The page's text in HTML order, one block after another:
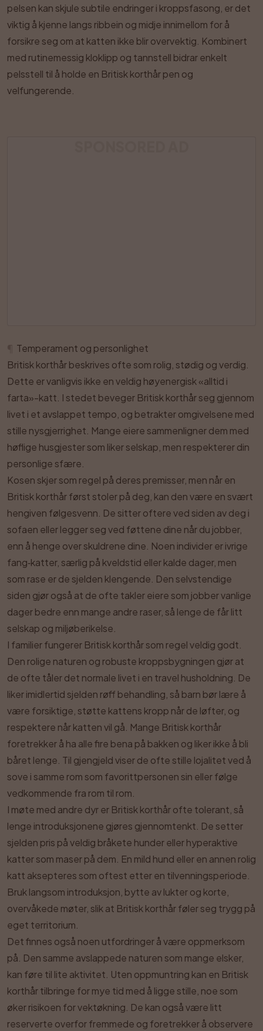
pelsen kan skjule subtile endringer i kroppsfasong, er det
viktig å kjenne langs ribbein og midje innimellom for å
forsikre seg om at katten ikke blir overvektig. Kombinert
med rutinemessig kloklipp og tannstell bidrar enkelt
pelsstell til å holde en Britisk korthår pen og
velfungerende.
Temperament og personlighet
Britisk korthår beskrives ofte som rolig, stødig og verdig.
Dette er vanligvis ikke en veldig høyenergisk «alltid i
farta»-katt. I stedet beveger Britisk korthår seg gjennom
livet i et avslappet tempo, og betrakter omgivelsene med
stille nysgjerrighet. Mange eiere sammenligner dem med
høflige husgjester som liker selskap, men respekterer din
personlige sfære.
Kosen skjer som regel på deres premisser, men når en
Britisk korthår først stoler på deg, kan den være en svært
hengiven følgesvenn. De sitter oftere ved siden av deg i
sofaen eller legger seg ved føttene dine når du jobber,
enn å henge over skuldrene dine. Noen individer er ivrige
fang‑katter, særlig på kveldstid eller kalde dager, men
som rase er de sjelden klengende. Den selvstendige
siden gjør også at de ofte takler eiere som jobber vanlige
dager bedre enn mange andre raser, så lenge de får litt
selskap og miljøberikelse.
I familier fungerer Britisk korthår som regel veldig godt.
Den rolige naturen og robuste kroppsbygningen gjør at
de ofte tåler det normale livet i en travel husholdning. De
liker imidlertid sjelden røff behandling, så barn bør lære å
være forsiktige, støtte kattens kropp når de løfter, og
respektere når katten vil gå. Mange Britisk korthår
foretrekker å ha alle fire bena på bakken og liker ikke å bli
båret lenge. Til gjengjeld viser de ofte stille lojalitet ved å
sove i samme rom som favorittpersonen sin eller følge
vedkommende fra rom til rom.
I møte med andre dyr er Britisk korthår ofte tolerant, så
lenge introduksjonene gjøres gjennomtenkt. De setter
sjelden pris på veldig bråkete hunder eller hyperaktive
katter som maser på dem. En mild hund eller en annen rolig
katt aksepteres som oftest etter en tilvenningsperiode.
Bruk langsom introduksjon, bytte av lukter og korte,
overvåkede møter, slik at Britisk korthår føler seg trygg på
eget territorium.
Det finnes også noen utfordringer å være oppmerksom
på. Den samme avslappede naturen som mange elsker,
kan føre til lite aktivitet. Uten oppmuntring kan en Britisk
korthår tilbringe for mye tid med å ligge stille, noe som
øker risikoen for vektøkning. De kan også være litt
reserverte overfor fremmede og foretrekker å observere